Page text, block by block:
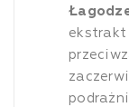
ekstrakt